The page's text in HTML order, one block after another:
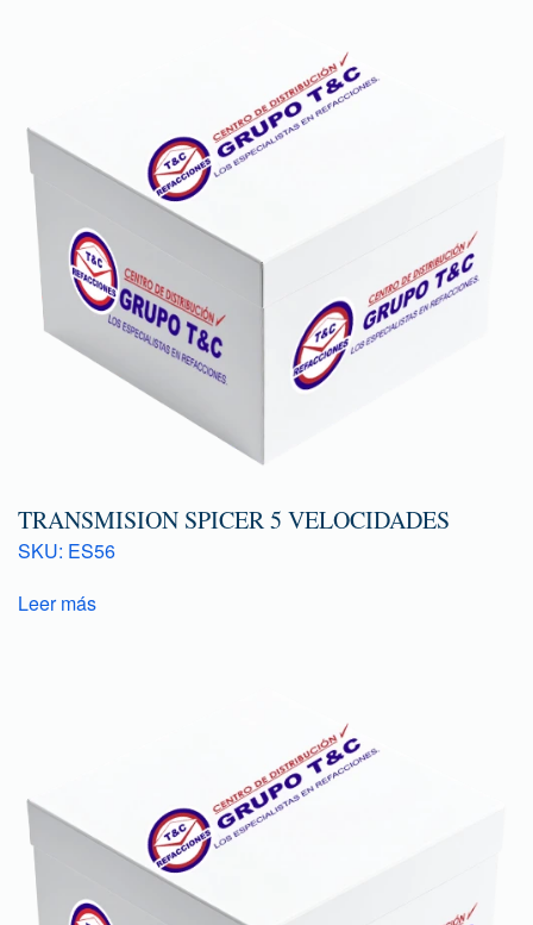
TRANSMISION SPICER 5 VELOCIDADES
SKU: ES56
Leer más